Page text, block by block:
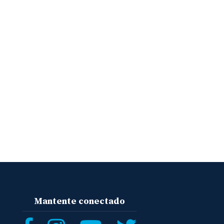
Mantente conectado